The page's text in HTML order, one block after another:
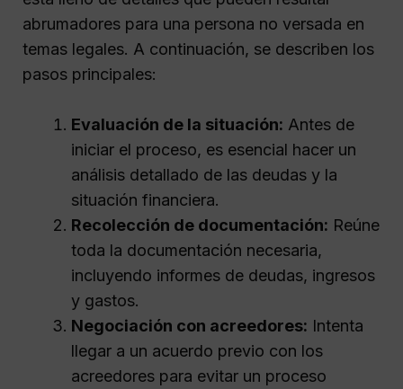
abrumadores para una persona no versada en
temas legales. A continuación, se describen los
pasos principales:
Evaluación de la situación: Antes de
iniciar el proceso, es esencial hacer un
análisis detallado de las deudas y la
situación financiera.
Recolección de documentación: Reúne
toda la documentación necesaria,
incluyendo informes de deudas, ingresos
y gastos.
Negociación con acreedores: Intenta
llegar a un acuerdo previo con los
acreedores para evitar un proceso